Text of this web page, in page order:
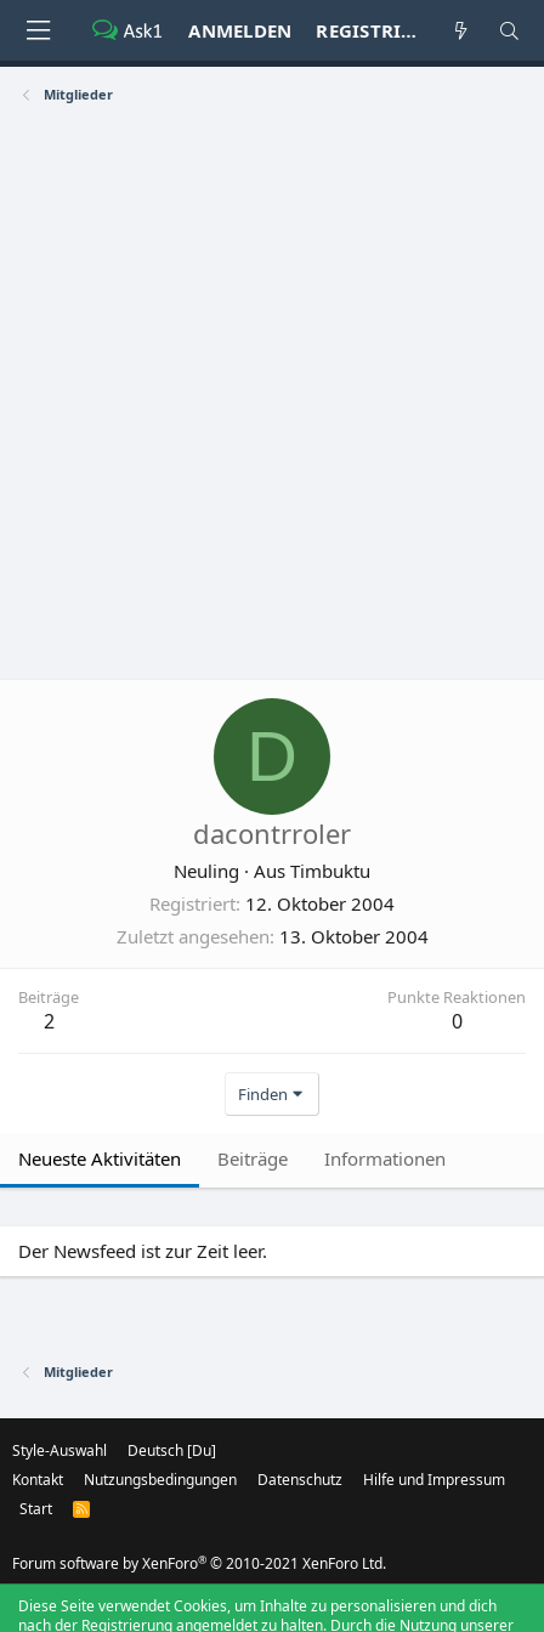
ANMELDEN REGISTRIEREN
Mitglieder
D
dacontrroler
Neuling · Aus Timbuktu
Registriert 12. Oktober 2004
Zuletzt angesehen 13. Oktober 2004
Beiträge
2
Punkte Reaktionen
0
Finden
Neueste Aktivitäten Beiträge Informationen
Der Newsfeed ist zur Zeit leer.
Mitglieder
Style-Auswahl
Deutsch [Du]
Kontakt
Nutzungsbedingungen Datenschutz
Hilfe und Impressum
Start
R
S
Forum software by XenForo® © 2010-2021 XenForo Ltd.
Diese Seite verwendet Cookies, um Inhalte zu personalisieren und dich
nach der Registrierung angemeldet zu halten. Durch die Nutzung unserer